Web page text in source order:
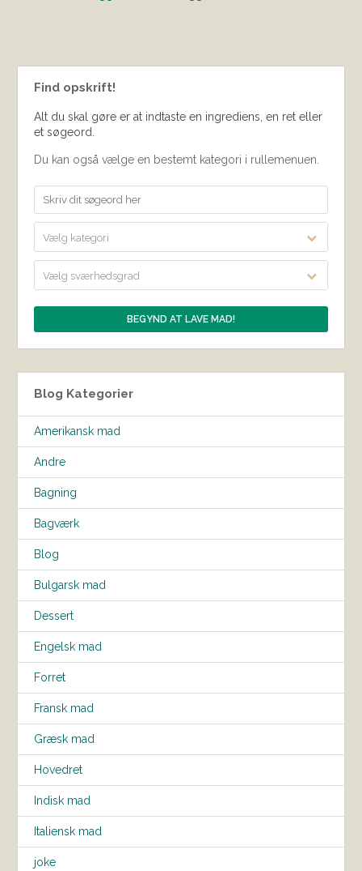
Find opskrift!
Alt du skal gøre er at indtaste en ingrediens, en ret eller
et søgeord.
Du kan også vælge en bestemt kategori i rullemenuen.
Vælg kategori
Vælg sværhedsgrad
Blog Kategorier
Amerikansk mad
Andre
Bagning
Bagværk
Blog
Bulgarsk mad
Dessert
Engelsk mad
Forret
Fransk mad
Græsk mad
Hovedret
Indisk mad
Italiensk mad
joke